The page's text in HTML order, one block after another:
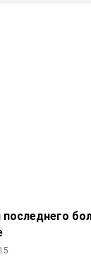
последнего